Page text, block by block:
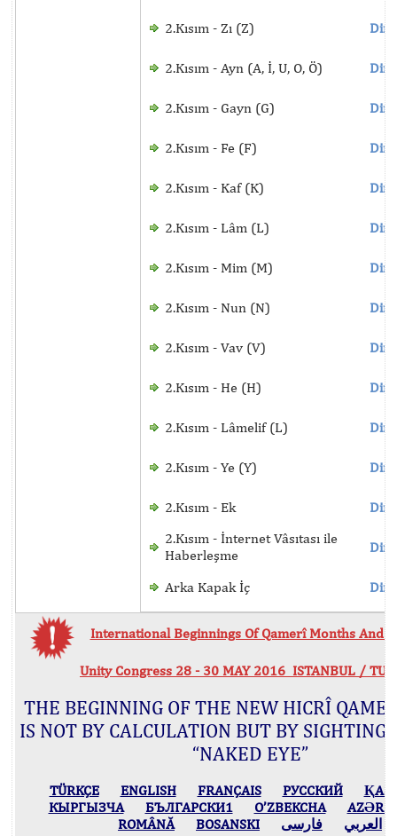
2.Kısım - Zı (Z)
2.Kısım - Ayn (A, İ, U, O, Ö)
2.Kısım - Gayn (G)
2.Kısım - Fe (F)
2.Kısım - Kaf (K)
2.Kısım - Lâm (L)
2.Kısım - Mim (M)
2.Kısım - Nun (N)
2.Kısım - Vav (V)
2.Kısım - He (H)
2.Kısım - Lâmelif (L)
2.Kısım - Ye (Y)
2.Kısım - Ek
2.Kısım - İnternet Vâsıtası ile
Haberleşme
Arka Kapak İç
International Beginnings Of Qamerî Months And
Unity Congress 28 - 30 MAY 2016 ISTANBUL /
THE BEGINNING OF THE NEW HICRÎ
IS NOT BY CALCULATION BUT BY
“NAKED EYE”
TÜRKÇE ENGLISH FRANÇAIS РУССКИЙ
КЫPГЫЗЧA
БЪЛГАРСКИ1 O’ZBEKCHA
ROMÂNĂ
BOSANSKI العربي فارسی